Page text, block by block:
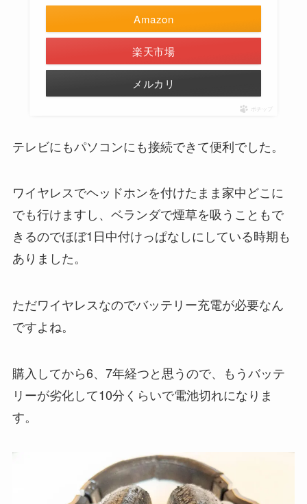
Amazon
楽天市場
メルカリ
ポチップ
テレビにもパソコンにも接続できて便利でした。
ワイヤレスでヘッドホンを付けたまま家中どこに
でも行けますし、ベランダで煙草を吸うこともで
きるのでほぼ1日中付けっぱなしにしている時期も
ありました。
ただワイヤレスなのでバッテリー充電が必要なん
ですよね。
購入してから6、7年経つと思うので、もうバッテ
リーが劣化して10分くらいで電池切れになりま
す。